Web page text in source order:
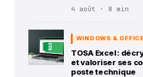
4 août · 8 min
WINDOWS & OFFICE
TOSA Excel :
et valoriser ses
poste technique